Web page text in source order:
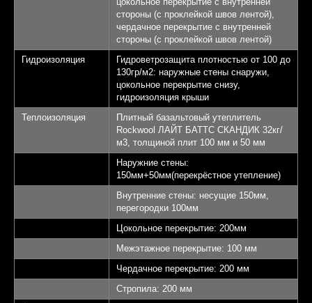
стороны (с проклейкой швов лентой),
чердачное перекрытие с внутренней
стороны (с проклейкой швов лентой)
Гидроизоляция
Гидроветрозащита плотностью от 100 до
130гр/м2: наружные стены снаружи,
цокольное перекрытие снизу,
гидроизоляция крыши
Теплоизоляция
Плитный базальтовый утеплитель
Rockwool ЛАЙТ БАТТС СКАНДИК 32кг/
м3, толщиной плит 100 мм и 50 мм
Наружние стены:
150мм+50мм(перекрёстное утепление)
Внутренние стены: несущие 150мм,
перегородки 100мм
Цокольное перекрытие: 200мм
Межэтажное перекрытие: 100 мм
Чердачное перекрытие: 200 мм
Стропила: 200 мм
Площадь 145,32 кв.м.
Выставочный
дом "Алмаз"
Спален - 3
Санузлов - 2